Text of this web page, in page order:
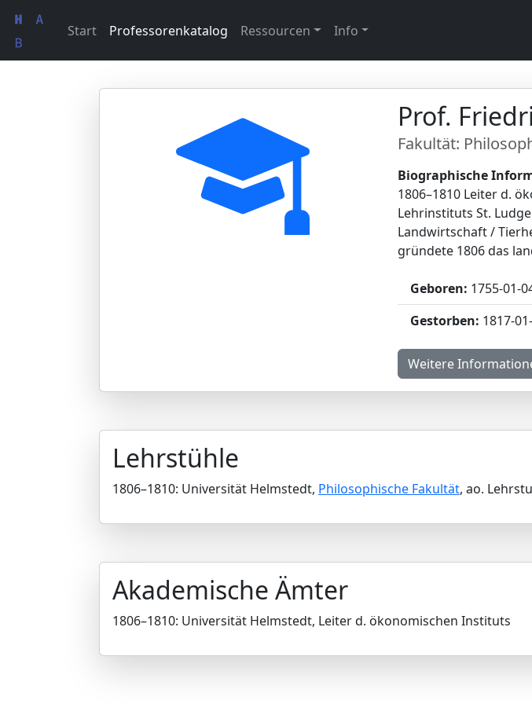
Start Professorenkatalog Ressourcen Info
Prof.
Fakultät:
Biographische
1806–1810 Leiter d.
Lehrinstituts St.
Landwirtschaft /
gründete 1806 das
Geboren: 1755-01-
Gestorben: 1817-
Weitere
Lehrstühle
1806–1810: Universität Helmstedt, Philosophische Fakultät, ao.
Akademische Ämter
1806–1810: Universität Helmstedt, Leiter d. ökonomischen Instituts